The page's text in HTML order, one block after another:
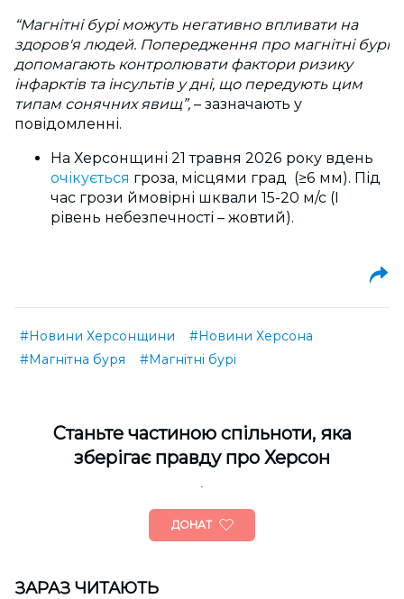
“Магнітні бурі можуть негативно впливати на
здоров'я людей. Попередження про магнітні бурі
допомагають контролювати фактори ризику
інфарктів та інсультів у дні, що передують цим
типам сонячних явищ”, – зазначають у
повідомленні.
На Херсонщині 21 травня 2026 року вдень
очікується гроза, місцями град (≥6 мм). Під
час грози ймовірні шквали 15-20 м/с (I
рівень небезпечності – жовтий).
#Новини Херсонщини
#Новини Херсона
#Магнітна буря
#Магнітні бурі
Cтаньте частиною спільноти, яка
зберігає правду про Херсон
ДОНАТ
ЗАРАЗ ЧИТАЮТЬ